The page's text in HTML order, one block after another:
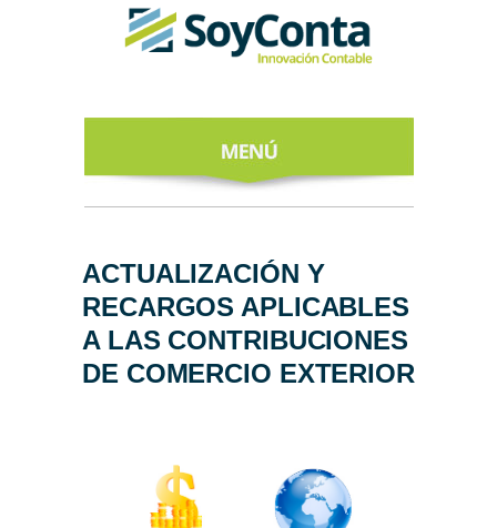
ACERCA DE
NUESTROS
EXPERTOS
TODO SOBRE
AL NEWSLETTER
ACTUALIZACIÓN Y
RECARGOS APLICABLES
A LAS CONTRIBUCIONES
DE COMERCIO EXTERIOR